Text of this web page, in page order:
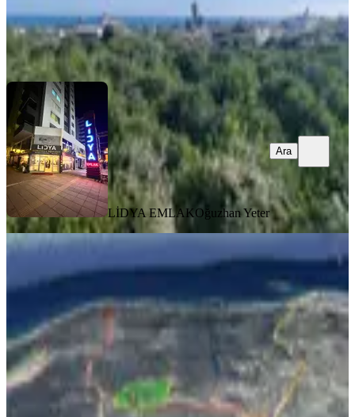
LİDYA EMLAKOğuzhan Yeter
Ara
LİDYA EMLAKOğuzhan Yeter
Ara
Kızkalesi'nde Deniz Manzaralı 1000
M² Satılık Tarla
Erdemli, Kızkalesi Mahallesi
1000 m²·10.000/m² 21.06.2026
10.000.000 ₺